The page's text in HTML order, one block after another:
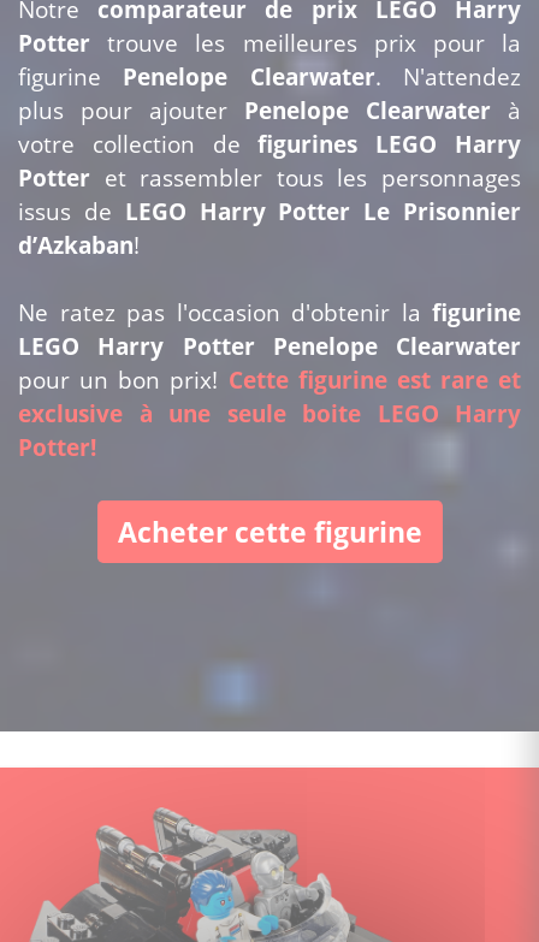
Notre comparateur de prix LEGO Harry
Potter trouve les meilleures prix pour la
figurine Penelope Clearwater. N'attendez
plus pour ajouter Penelope Clearwater à
votre collection defigurines LEGO Harry
Potter et rassembler tous les personnages
issus de LEGO Harry Potter Le Prisonnier
d’Azkaban!
Ne ratez pas l'occasion d'obtenir la figurine
LEGO Harry Potter Penelope Clearwater
pour un bon prix! Cette figurine est rare et
exclusive à une seule boite LEGO Harry
Potter!
Acheter cette figurine